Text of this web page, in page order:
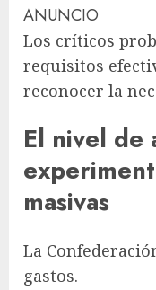
ANUNCIO
Los críticos
requisitos
reconocer la
El nivel de
masivas
La
gastos.